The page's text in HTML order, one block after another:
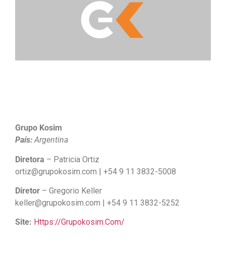
Grupo Kosim
País:Argentina
Diretora – Patricia Ortiz
ortiz@grupokosim.com | +54 9 11 3832-5008
Diretor – Gregorio Keller
keller@grupokosim.com | +54 9 11 3832-5252
Site: Https://grupokosim.com/